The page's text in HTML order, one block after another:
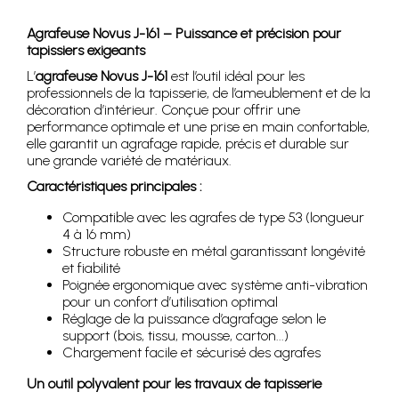
Agrafeuse Novus J-161 – Puissance et précision pour
tapissiers exigeants
L’agrafeuse Novus J-161 est l’outil idéal pour les
professionnels de la tapisserie, de l’ameublement et de la
décoration d’intérieur. Conçue pour offrir une
performance optimale et une prise en main confortable,
elle garantit un agrafage rapide, précis et durable sur
une grande variété de matériaux.
Caractéristiques principales :
Compatible avec les agrafes de type 53 (longueur
4 à 16 mm)
Structure robuste en métal garantissant longévité
et fiabilité
Poignée ergonomique avec système anti-vibration
pour un confort d’utilisation optimal
Réglage de la puissance d’agrafage selon le
support (bois, tissu, mousse, carton...)
Chargement facile et sécurisé des agrafes
Un outil polyvalent pour les travaux de tapisserie